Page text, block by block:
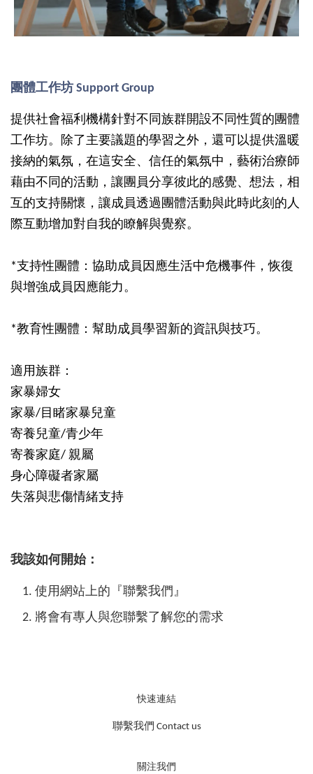
團體工作坊 Support Group
提供社會福利機構針對不同族群開設不同性質的團體
工作坊。除了主要議題的學習之外，還可以提供溫暖
接納的氣氛，在這安全、信任的氣氛中，藝術治療師
藉由不同的活動，讓團員分享彼此的感覺、想法，相
互的支持關懷，讓成員透過團體活動與此時此刻的人
際互動增加對自我的瞭解與覺察。
*支持性團體：協助成員因應生活中危機事件，恢復
與增強成員因應能力。
*教育性團體：幫助成員學習新的資訊與技巧。
適用族群：
家暴婦女
家暴/目睹家暴兒童
寄養兒童/青少年
寄養家庭/ 親屬
身心障礙者家屬
失落與悲傷情緒支持
我該如何開始：
使用網站上的『聯繫我們』
將會有專人與您聯繫了解您的需求
快速連結
聯繫我們 Contact us
關注我們